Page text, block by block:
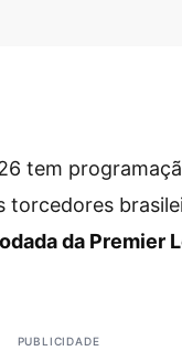
tem
da Premier
PUBLICIDADE